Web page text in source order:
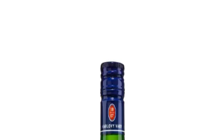
Becherovka 70cl fiyatları ve Migros'taki likör piyasası hakkında
güncel bilgiler, kampanyalar ve fiyat karşılaştırmalarıyla ekonomik
alışveriş yapmanın yollarını keşfedin.
Meyve Aromalı Alkollü İçecekler: Özellikleri,
Kullanımı ve Güvenlik İpuçları